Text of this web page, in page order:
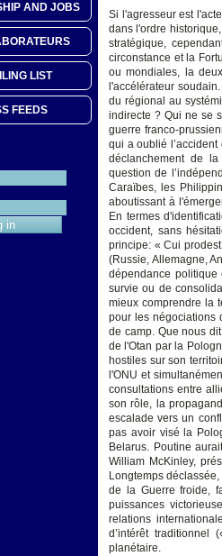
AND JOBS
LIST
FEEDS
Si l'agresseur est
dans l'ordre
stratégique,
circonstance et la
ou mondiales, la
l'accélérateur
du régional au
indirecte ? Qui ne se
guerre franco-
qui a oublié
déclanchement de
question de
Caraïbes, les
aboutissant à
En termes
occident, sans
principe: « Cui
(Russie, Allemagne,
dépendance politique
survie ou de
mieux comprendre la
pour les négociations
de camp. Que nous
de l'Otan par la
hostiles sur son
l'ONU et
consultations entre
son rôle, la
escalade vers un
pas avoir visé la
Belarus. Poutine
William McKinley,
Longtemps
de la Guerre froide,
puissances
relations
d’intérêt
planétaire.